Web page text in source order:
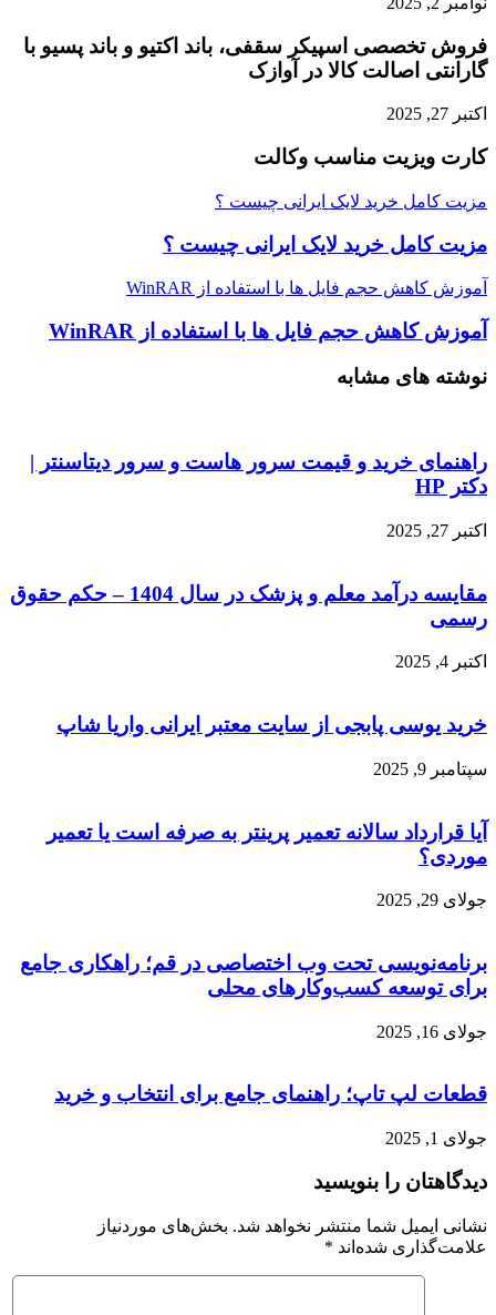
فروش تخصصی اسپیکر سقفی، باند اکتیو و باند پسیو با
گارانتی اصالت کالا در آوازک
اکتبر 27, 2025
کارت ویزیت مناسب وکالت
مزیت کامل خرید لایک ایرانی چیست ؟
مزیت کامل خرید لایک ایرانی چیست ؟
آموزش کاهش حجم فایل ها با استفاده از WinRAR
آموزش کاهش حجم فایل ها با استفاده از WinRAR
نوشته های مشابه
راهنمای خرید و قیمت سرور هاست و سرور دیتاسنتر |
دکتر HP
اکتبر 27, 2025
مقایسه درآمد معلم و پزشک در سال 1404 – حکم حقوق
رسمی
اکتبر 4, 2025
خرید یوسی پابجی از سایت معتبر ایرانی واریا شاپ
سپتامبر 9, 2025
آیا قرارداد سالانه تعمیر پرینتر به صرفه است یا تعمیر
موردی؟
جولای 29, 2025
برنامه‌نویسی تحت وب اختصاصی در قم؛ راهکاری جامع
برای توسعه کسب‌وکارهای محلی
جولای 16, 2025
قطعات لپ تاپ؛ راهنمای جامع برای انتخاب و خرید
جولای 1, 2025
دیدگاهتان را بنویسید
نشانی ایمیل شما منتشر نخواهد شد. بخش‌های موردنیاز
علامت‌گذاری شده‌اند *